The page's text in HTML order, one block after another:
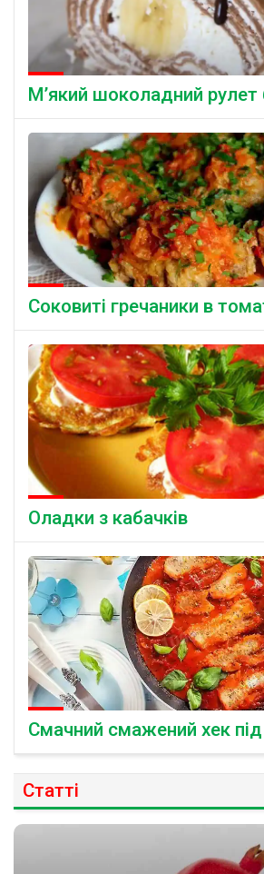
М’який шоколадний рулет
Соковиті гречаники в
Оладки з кабачків
Смачний смажений хек
Статті